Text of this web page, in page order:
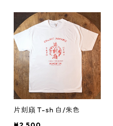
片刻廎 T-sh 白/朱色